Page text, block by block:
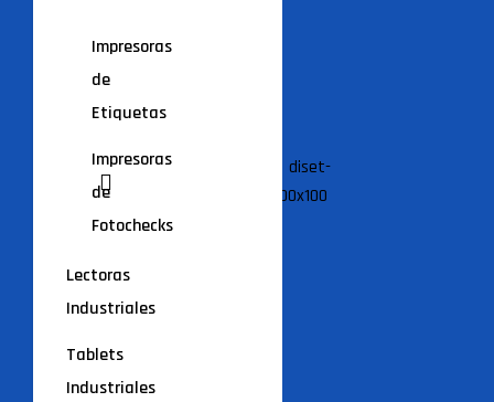
Impresoras
de
Etiquetas
Impresoras
de
Fotochecks
Lectoras
Industriales
Tablets
Industriales